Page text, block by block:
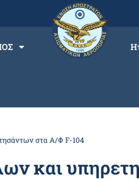
στα Α/Φ F-104
και